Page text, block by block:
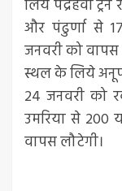
लिये पंद्रहवीं
और पंढुर्णा से
जनवरी को वापस
स्थल के लिये
24 जनवरी को
उमरिया से 200
वापस लौटेगी।